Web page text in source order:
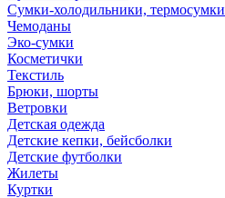
Сумки-холодильники, термосумки
Чемоданы
Эко-сумки
Косметички
Текстиль
Брюки, шорты
Ветровки
Детская одежда
Детские кепки, бейсболки
Детские футболки
Жилеты
Куртки